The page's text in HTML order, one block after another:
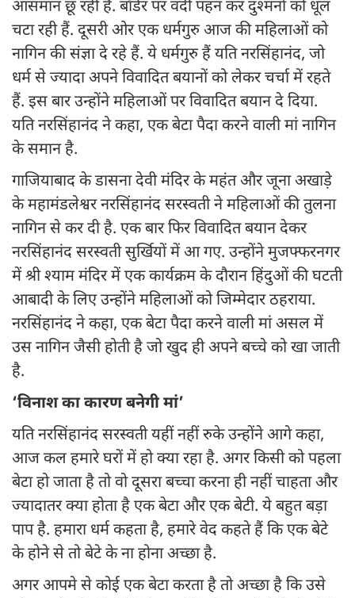
आसमान छू रही हैं. बॉर्डर पर वर्दी पहन कर दुश्मनों को धूल
चटा रही हैं. दूसरी ओर एक धर्मगुरु आज की महिलाओं को
नागिन की संज्ञा दे रहे हैं. ये धर्मगुरु हैं यति नरसिंहानंद, जो
धर्म से ज्यादा अपने विवादित बयानों को लेकर चर्चा में रहते
हैं. इस बार उन्होंने महिलाओं पर विवादित बयान दे दिया.
यति नरसिंहानंद ने कहा, एक बेटा पैदा करने वाली मां नागिन
के समान है.
गाजियाबाद के डासना देवी मंदिर के महंत और जूना अखाड़े
के महामंडलेश्वर नरसिंहानंद सरस्वती ने महिलाओं की तुलना
नागिन से कर दी है. एक बार फिर विवादित बयान देकर
नरसिंहानंद सरस्वती सुर्खियों में आ गए. उन्होंने मुजफ्फरनगर
में श्री श्याम मंदिर में एक कार्यक्रम के दौरान हिंदुओं की घटती
आबादी के लिए उन्होंने महिलाओं को जिम्मेदार ठहराया.
नरसिंहानंद ने कहा, एक बेटा पैदा करने वाली मां असल में
उस नागिन जैसी होती है जो खुद ही अपने बच्चे को खा जाती
है.
‘विनाश का कारण बनेगी मां’
यति नरसिंहानंद सरस्वती यहीं नहीं रुके उन्होंने आगे कहा,
आज कल हमारे घरों में हो क्या रहा है. अगर किसी को पहला
बेटा हो जाता है तो वो दूसरा बच्चा करना ही नहीं चाहता और
ज्यादातर क्या होता है एक बेटा और एक बेटी. ये बहुत बड़ा
पाप है. हमारा धर्म कहता है, हमारे वेद कहते हैं कि एक बेटे
के होने से तो बेटे के ना होना अच्छा है.
अगर आपमे से कोई एक बेटा करता है तो अच्छा है कि उसे